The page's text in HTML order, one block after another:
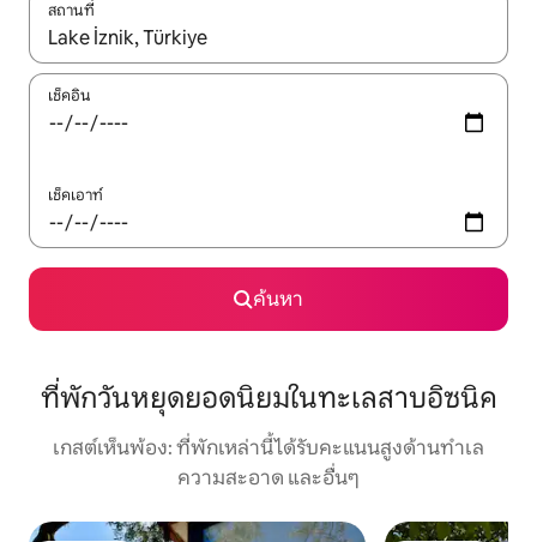
สถานที่
ใช้ลูกศรขึ้นลง หรือใช้การสัมผัสหรือปัด เพื่อสำรวจผลการค้นหา
เช็คอิน
เช็คเอาท์
ค้นหา
ที่พักวันหยุดยอดนิยมในทะเลสาบอิซนิค
เกสต์เห็นพ้อง: ที่พักเหล่านี้ได้รับคะแนนสูงด้านทำเล
ความสะอาด และอื่นๆ